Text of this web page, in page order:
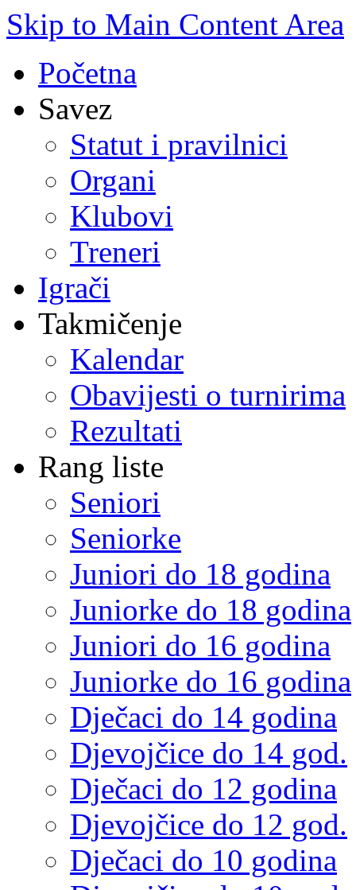
Skip to Main Content Area
Početna
Savez
Statut i pravilnici
Organi
Klubovi
Treneri
Igrači
Takmičenje
Kalendar
Obavijesti o turnirima
Rezultati
Rang liste
Seniori
Seniorke
Juniori do 18 godina
Juniorke do 18 godina
Juniori do 16 godina
Juniorke do 16 godina
Dječaci do 14 godina
Djevojčice do 14 god.
Dječaci do 12 godina
Djevojčice do 12 god.
Dječaci do 10 godina